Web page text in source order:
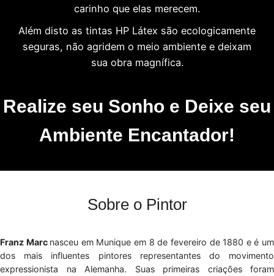
carinho que elas merecem.
Além disto as tintas HP Látex são ecologicamente
seguras, não agridem o meio ambiente e deixam
sua obra magnífica.
Realize seu Sonho e Deixe seu
Ambiente Encantador!
Sobre o Pintor
Franz Marc nasceu em Munique em 8 de fevereiro de 1880 e é um
dos mais influentes pintores representantes do movimento
expressionista na Alemanha. Suas primeiras criações foram